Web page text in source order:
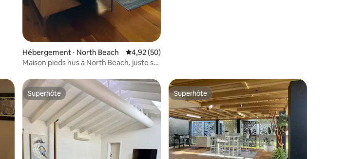
Hébergement ⋅ North Beach Évaluation moyenne sur la base de 50 commentaires : 4,92 sur 5
4,92 (50)
Maison pieds nus à North Beach, juste sur
Superhôte
Superhôte Superhôte
Superhôte